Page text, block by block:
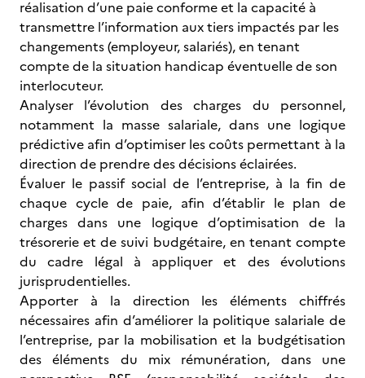
réalisation d’une paie conforme et la capacité à
transmettre l’information aux tiers impactés par les
changements (employeur, salariés), en tenant
compte de la situation handicap éventuelle de son
interlocuteur.
Analyser l’évolution des charges du personnel,
notamment la masse salariale, dans une logique
prédictive afin d’optimiser les coûts permettant à la
direction de prendre des décisions éclairées.
Évaluer le passif social de l’entreprise, à la fin de
chaque cycle de paie, afin d’établir le plan de
charges dans une logique d’optimisation de la
trésorerie et de suivi budgétaire, en tenant compte
du cadre légal à appliquer et des évolutions
jurisprudentielles.
Apporter à la direction les éléments chiffrés
nécessaires afin d’améliorer la politique salariale de
l’entreprise, par la mobilisation et la budgétisation
des éléments du mix rémunération, dans une